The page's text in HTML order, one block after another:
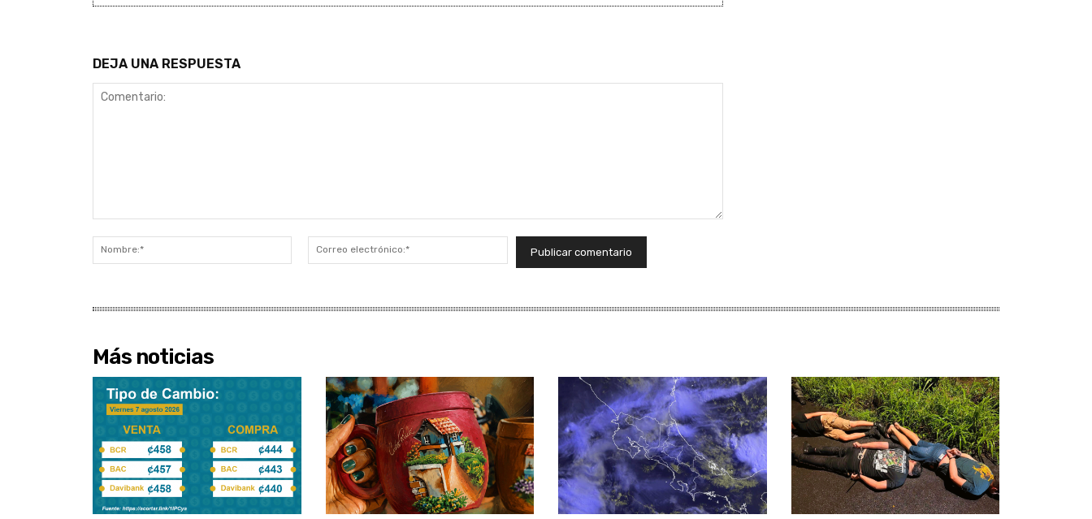
DEJA UNA RESPUESTA
Nombre:*
electrónico:*
Más noticias